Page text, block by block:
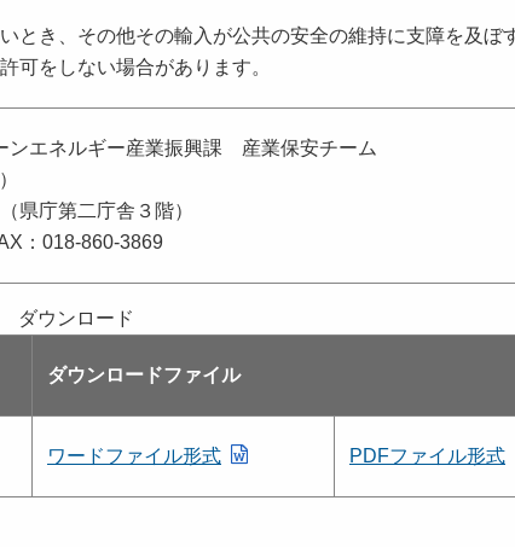
とき、その他その輸入が公共の安全の維持に支障を及ぼ
可をしない場合があります。
ンエネルギー産業振興課 産業保安チーム
県庁第二庁舎３階）
：018-860-3869
ダウンロードファイル
ダウンロード
ワードファイル形式 PDFファイル形式